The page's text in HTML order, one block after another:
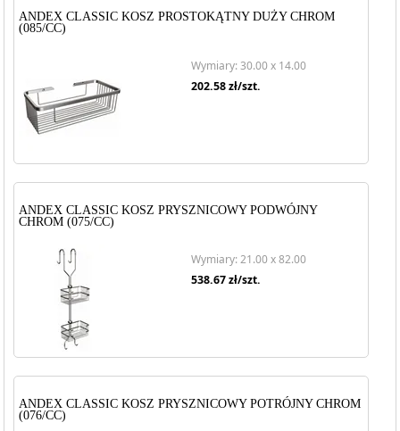
ANDEX CLASSIC KOSZ PROSTOKĄTNY DUŻY CHROM
(085/CC)
Wymiary: 30.00 x 14.00
202.58zł/szt.
ANDEX CLASSIC KOSZ PRYSZNICOWY PODWÓJNY
CHROM (075/CC)
Wymiary: 21.00 x 82.00
538.67zł/szt.
ANDEX CLASSIC KOSZ PRYSZNICOWY POTRÓJNY CHROM
(076/CC)